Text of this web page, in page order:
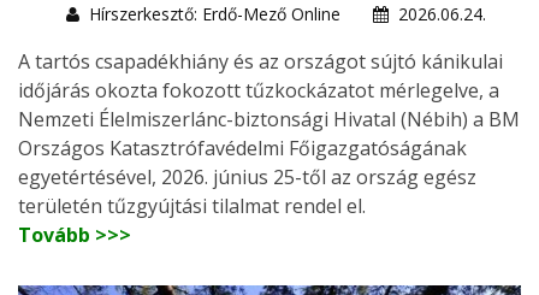
Hírszerkesztő: Erdő-Mező Online
2026.06.24.
A tartós csapadékhiány és az országot sújtó kánikulai
időjárás okozta fokozott tűzkockázatot mérlegelve, a
Nemzeti Élelmiszerlánc-biztonsági Hivatal (Nébih) a BM
Országos Katasztrófavédelmi Főigazgatóságának
egyetértésével, 2026. június 25-től az ország egész
területén tűzgyújtási tilalmat rendel el.
Tovább >>>